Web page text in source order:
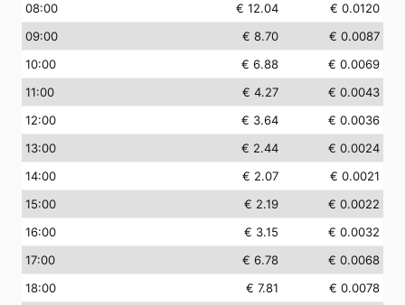
08:00 € 12.04
€ 0.0120
09:00 € 8.70
€ 0.0087
10:00 € 6.88
€ 0.0069
11:00 € 4.27
€ 0.0043
12:00 € 3.64
€ 0.0036
13:00 € 2.44
€ 0.0024
14:00 € 2.07
€ 0.0021
15:00 € 2.19
€ 0.0022
16:00 € 3.15
€ 0.0032
17:00 € 6.78
€ 0.0068
18:00 € 7.81
€ 0.0078